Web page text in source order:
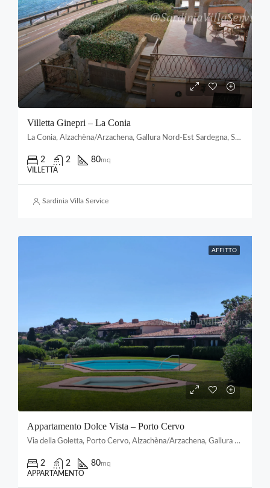
Villetta Ginepri – La Conia
La Conia, Alzachèna/Arzachena, Gallura Nord-Est Sardegna, Sardigna/Sardegna, 07021, Italia
2 2 80mq
VILLETTA
Sardinia Villa Service
AFFITTO
Appartamento Dolce Vista – Porto Cervo
Via della Goletta, Porto Cervo, Alzachèna/Arzachena, Gallura Nord-Est Sardegna, Sardigna/Sardegna, Italia
2 2 80mq
APPARTAMENTO